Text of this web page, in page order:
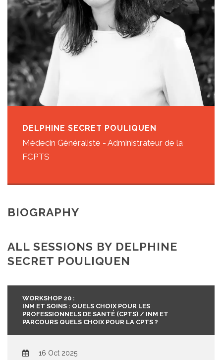
DELPHINE SECRET POULIQUEN
Médecin Généraliste - Administrateur de la
FCPTS
BIOGRAPHY
ALL SESSIONS BY DELPHINE
SECRET POULIQUEN
WORKSHOP 20 :
INM ET SOINS : QUELS CHOIX POUR LES
PROFESSIONNELS DE SANTÉ (CPTS) / INM ET
PARCOURS QUELS CHOIX POUR LA CPTS ?
16 Oct 2025